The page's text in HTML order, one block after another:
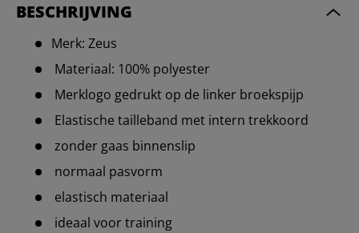
BESCHRIJVING
Merk: Zeus
Materiaal: 100% polyester
Merklogo gedrukt op de linker broekspijp
Elastische tailleband met intern trekkoord
zonder gaas binnenslip
normaal pasvorm
elastisch materiaal
ideaal voor training